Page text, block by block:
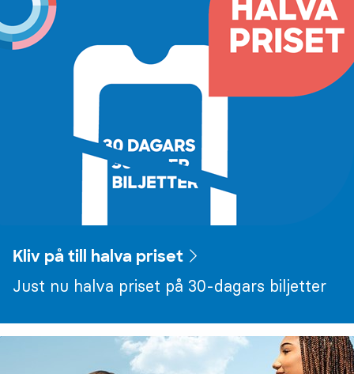
Kliv på till halva priset
Just nu halva priset på 30-dagars biljetter